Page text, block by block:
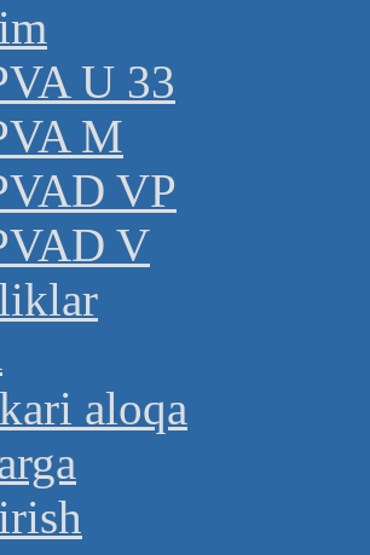
U 33
M
VP
V
aloqa